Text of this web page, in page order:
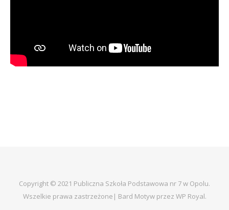
Copyright © 2021 Publiczna Szkoła Podstawowa nr 7 w Opolu.
Wszelkie prawa zastrzeżone| Bard Motyw przez WP Royal.